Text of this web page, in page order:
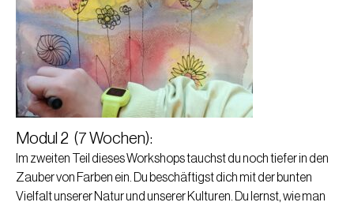
Modul 2 (7 Wochen):
Im zweiten Teil dieses Workshops tauchst du noch tiefer in den
Zauber von Farben ein. Du beschäftigst dich mit der bunten
Vielfalt unserer Natur und unserer Kulturen. Du lernst, wie man